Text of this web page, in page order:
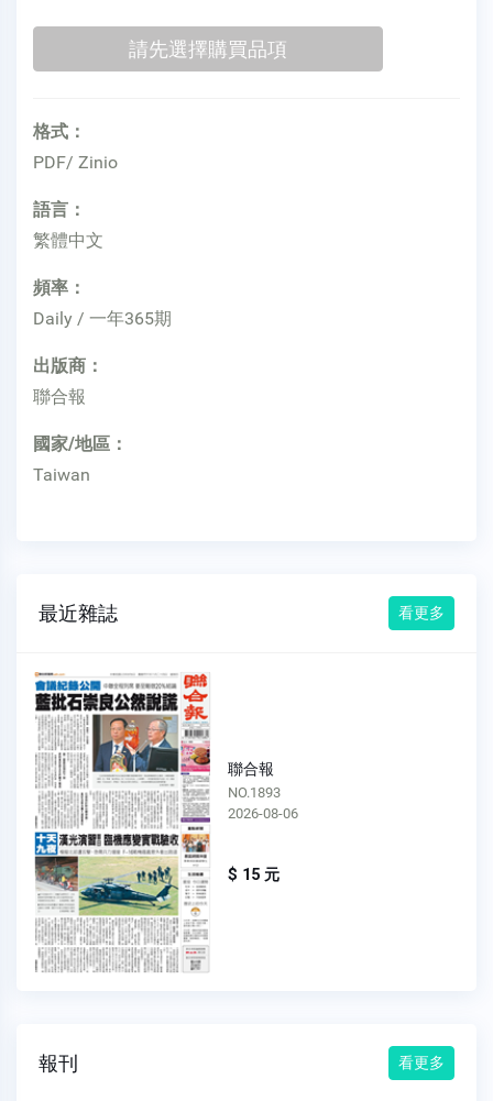
格式：
PDF/ Zinio
語言：
繁體中文
頻率：
Daily / 一年365期
出版商：
聯合報
國家/地區：
Taiwan
最近雜誌 看更多
聯合報
NO.1893
2026-08-06
$ 15 元
報刊 看更多